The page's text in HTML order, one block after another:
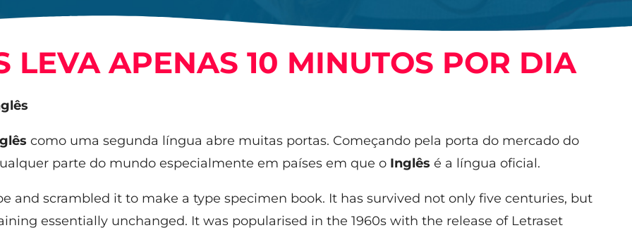
LEVA APENAS 10 MINUTOS POR DIA
como uma segunda língua abre muitas portas. Começando pela porta do mercado do
parte do mundo especialmente em países em que o Inglês é a língua oficial.
and scrambled it to make a type specimen book. It has survived not only five centuries, but
essentially unchanged. It was popularised in the 1960s with the release of Letraset